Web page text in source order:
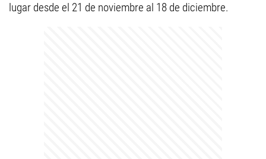
lugar desde el 21 de noviembre al 18 de diciembre.